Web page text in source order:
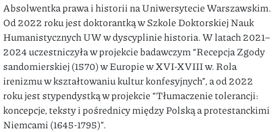
Absolwentka prawa i historii na Uniwersytecie Warszawskim.
Od 2022 roku jest doktorantką w Szkole Doktorskiej Nauk
Humanistycznych UW w dyscyplinie historia. W latach 2021–
2024 uczestniczyła w projekcie badawczym “Recepcja Zgody
sandomierskiej (1570) w Europie w XVI-XVIII w. Rola
irenizmu w kształtowaniu kultur konfesyjnych”, a od 2022
roku jest stypendystką w projekcie “Tłumaczenie tolerancji:
koncepcje, teksty i pośrednicy między Polską a protestanckimi
Niemcami (1645-1795)”.